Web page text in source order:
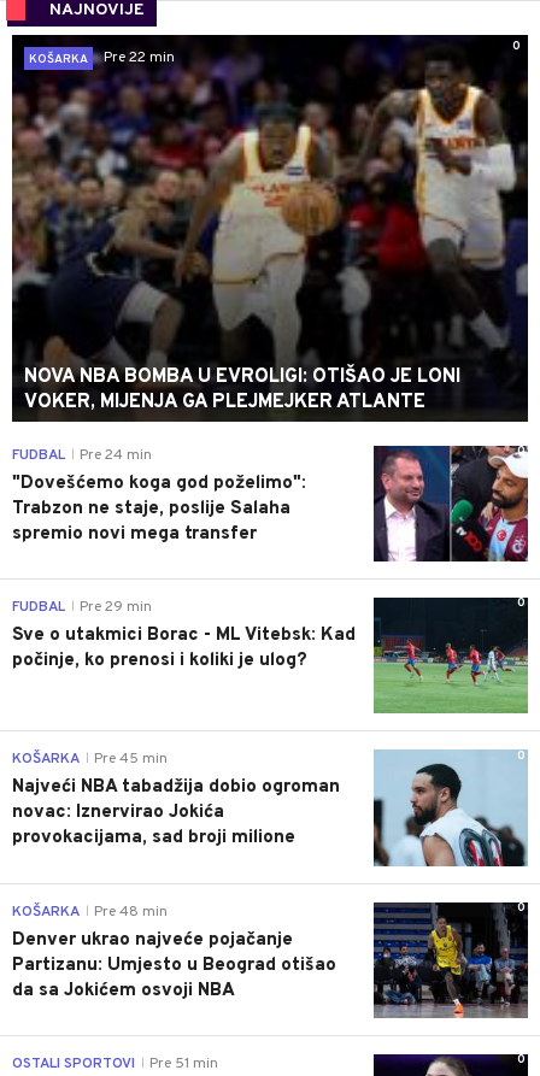
NAJNOVIJE
0
KOŠARKA
Pre 22 min
NOVA NBA BOMBA U EVROLIGI: OTIŠAO JE LONI
VOKER, MIJENJA GA PLEJMEJKER ATLANTE
0
FUDBAL Pre 24 min
"Dovešćemo koga god poželimo":
Trabzon ne staje, poslije Salaha
spremio novi mega transfer
0
FUDBAL Pre 29 min
Sve o utakmici Borac - ML Vitebsk: Kad
počinje, ko prenosi i koliki je ulog?
0
KOŠARKA Pre 45 min
Najveći NBA tabadžija dobio ogroman
novac: Iznervirao Jokića
provokacijama, sad broji milione
0
KOŠARKA Pre 48 min
Denver ukrao najveće pojačanje
Partizanu: Umjesto u Beograd otišao
da sa Jokićem osvoji NBA
0
OSTALI SPORTOVI Pre 51 min